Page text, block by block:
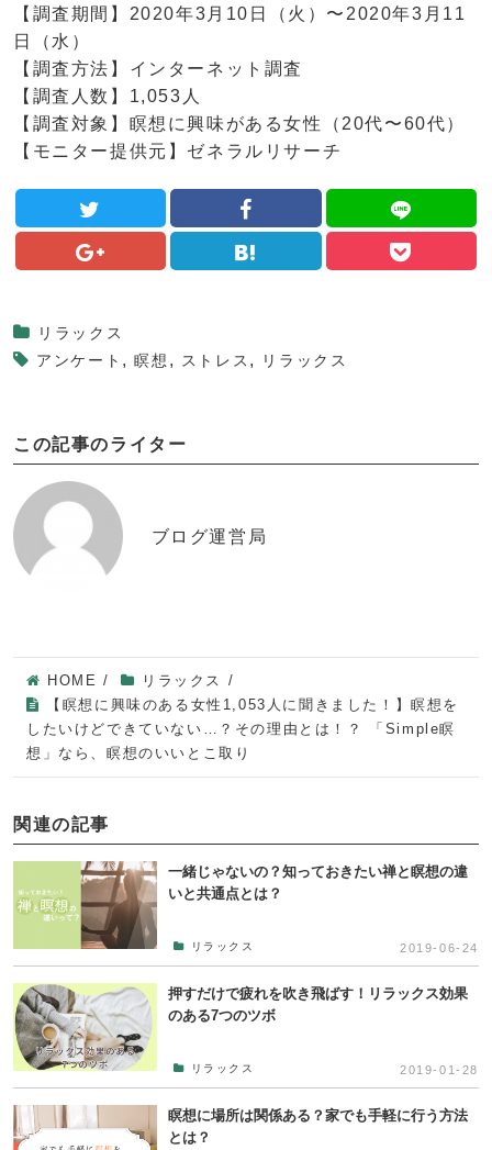
【調査期間】2020年3月10日（火）〜2020年3月11
日（水）
【調査方法】インターネット調査
【調査人数】1,053人
【調査対象】瞑想に興味がある女性（20代〜60代）
【モニター提供元】ゼネラルリサーチ
リラックス
アンケート ,瞑想 , ストレス , リラックス
この記事のライター
ブログ運営局
HOME / リラックス /
【瞑想に興味のある女性1,053人に聞きました！】瞑想を
したいけどできていない…？その理由とは！？ 「Simple瞑
想」なら、瞑想のいいとこ取り
関連の記事
一緒じゃないの？知っておきたい禅と瞑想の違
いと共通点とは？
リラックス 2019-06-24
押すだけで疲れを吹き飛ばす！リラックス効果
のある7つのツボ
リラックス 2019-01-28
瞑想に場所は関係ある？家でも手軽に行う方法
とは？